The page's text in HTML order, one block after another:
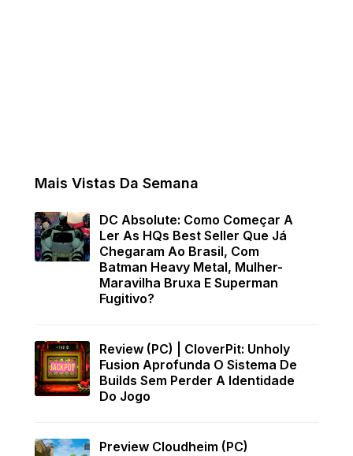
Mais Vistas Da Semana
DC Absolute: Como Começar A
Ler As HQs Best Seller Que Já
Chegaram Ao Brasil, Com
Batman Heavy Metal, Mulher-
Maravilha Bruxa E Superman
Fugitivo?
Review (PC) | CloverPit: Unholy
Fusion Aprofunda O Sistema De
Builds Sem Perder A Identidade
Do Jogo
Preview Cloudheim (PC)